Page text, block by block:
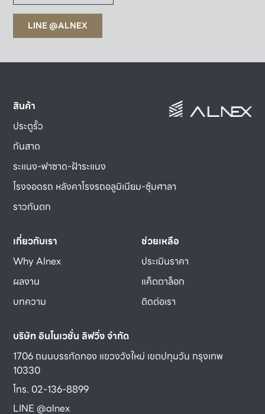
LINE @ALNEX
สินค้า
ประตูรั้ว
กันสาด
ระแนง-ฟาซาด-ฝ้าระแนง
โรงจอดรถ หลังคาโรงรถอลูมิเนียม-ซุ้มศาลา
ราวกันตก
เกี่ยวกับเรา
Why Alnex
ผลงาน
บทความ
ช่วยเหลือ
ประเมินราคา
แค็ตตาล็อก
ติดต่อเรา
บริษัท อินโนเวชั่น ลิฟวิ่ง จำกัด
1706 ถนนบรรทัดทอง แขวงวังใหม่ เขตปทุมวัน กรุงเทพ
10330
โทร. 02-136-8899
LINE @alnex